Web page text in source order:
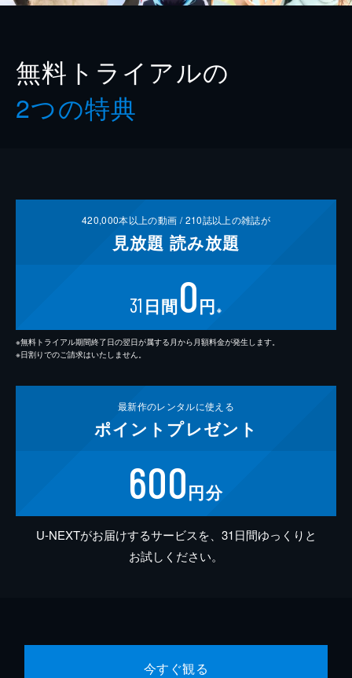
無料トライアルの
2つの特典
420,000本以上の動画 /210誌以上の雑誌が
見放題 読み放題
31 日間0円 ※
※無料トライアル期間終了日の翌日が属する月から月額料金が発生します。
※日割りでのご請求はいたしません。
最新作のレンタルに使える
ポイント プレゼント
600円分
U-NEXTがお届けするサービスを、31日間ゆっくりと
お試しください。
今すぐ観る